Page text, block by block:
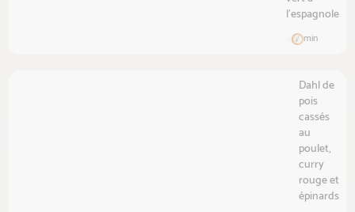
l'espagnole
min
Dahl de
pois
cassés
au
poulet,
curry
rouge et
épinards